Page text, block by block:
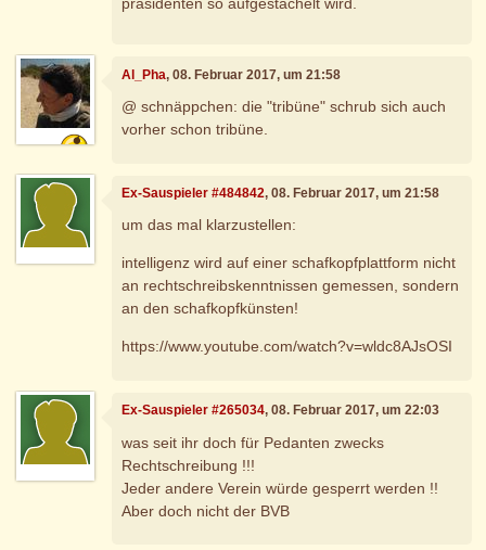
Al_Pha, 08. Februar 2017, um 21:58
@ schnäppchen: die "tribüne" schrub sich auch
vorher schon tribüne.
Ex-Sauspieler #484842, 08. Februar 2017, um 21:58
um das mal klarzustellen:
intelligenz wird auf einer schafkopfplattform nicht
an rechtschreibskenntnissen gemessen, sondern
an den schafkopfkünsten!
https://www.youtube.com/watch?v=wldc8AJsOSI
Ex-Sauspieler #265034, 08. Februar 2017, um 22:03
was seit ihr doch für Pedanten zwecks
Rechtschreibung !!!
Jeder andere Verein würde gesperrt werden !!
Aber doch nicht der BVB